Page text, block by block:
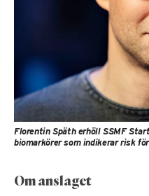
Florentin Späth erhöll SSMF
biomarkörer som indikerar risk
Om anslaget